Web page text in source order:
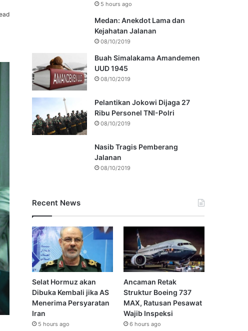
5 hours ago
Medan: Anekdot Lama dan
Kejahatan Jalanan
08/10/2019
Buah Simalakama Amandemen
UUD 1945
08/10/2019
Pelantikan Jokowi Dijaga 27
Ribu Personel TNI-Polri
08/10/2019
Nasib Tragis Pemberang
Jalanan
08/10/2019
Recent News
Selat Hormuz akan
Dibuka Kembali jika AS
Menerima Persyaratan
Iran
5 hours ago
Ancaman Retak
Struktur Boeing 737
MAX, Ratusan Pesawat
Wajib Inspeksi
6 hours ago